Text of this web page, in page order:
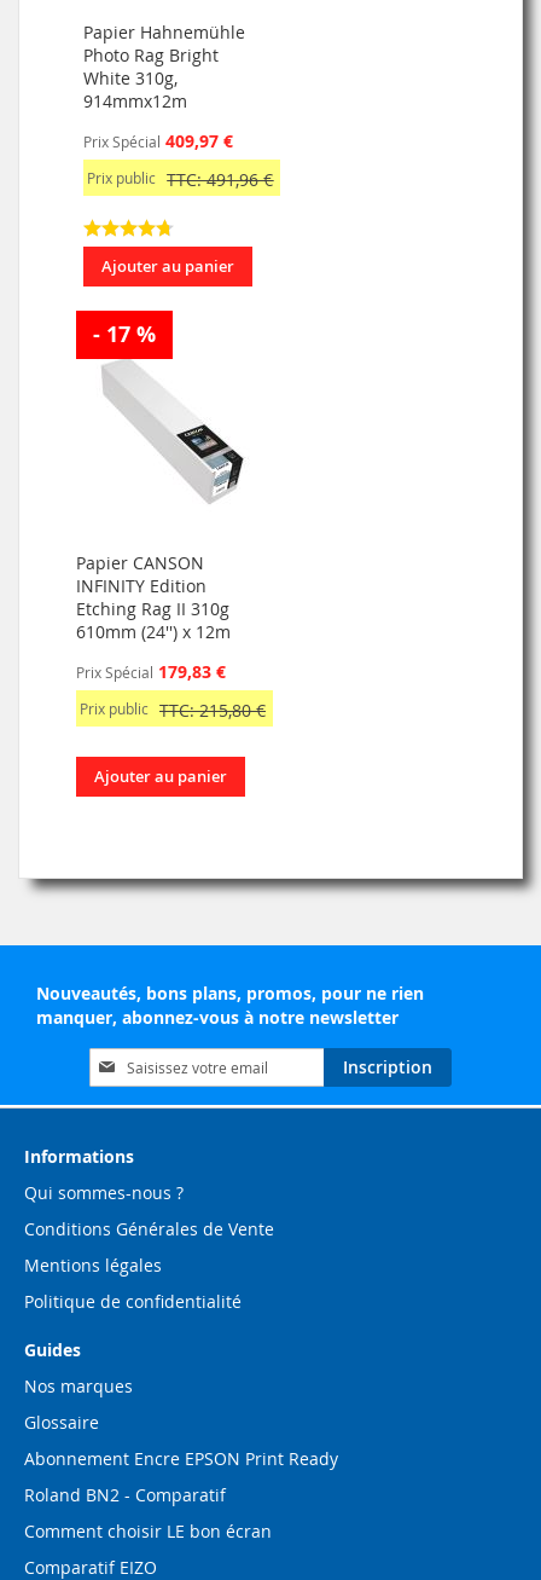
Papier Hahnemühle
Photo Rag Bright
White 310g,
914mmx12m
Prix Spécial 409,97 €
Prix public TTC: 491,96 €
Ajouter au panier
- 17 %
Papier CANSON
INFINITY Edition
Etching Rag II 310g
610mm (24'') x 12m
Prix Spécial 179,83 €
Prix public TTC: 215,80 €
Ajouter au panier
Nouveautés, bons plans, promos, pour ne rien
manquer, abonnez-vous à notre newsletter
Inscription
à
notre
d’information
Inscription
Informations
Qui sommes-nous ?
Conditions Générales de Vente
Mentions légales
Politique de confidentialité
Guides
Nos marques
Glossaire
Abonnement Encre EPSON Print Ready
Roland BN2 - Comparatif
Comment choisir LE bon écran
Comparatif EIZO